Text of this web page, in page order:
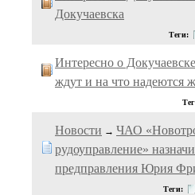
Докучаевска
Теги:
Интересно о Докучаевске
ждут и на что надеются
Новости → ЧАО
рудоуправление»
предправления Юрия
Теги: